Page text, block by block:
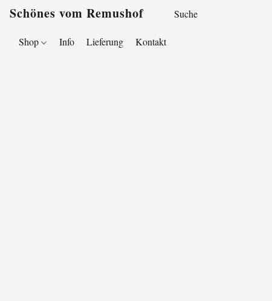
Schönes vom Remushof
Shop Info Lieferung Kontakt